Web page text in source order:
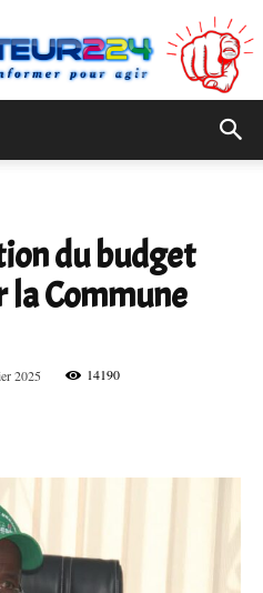
du budget
Commune
2025 14190